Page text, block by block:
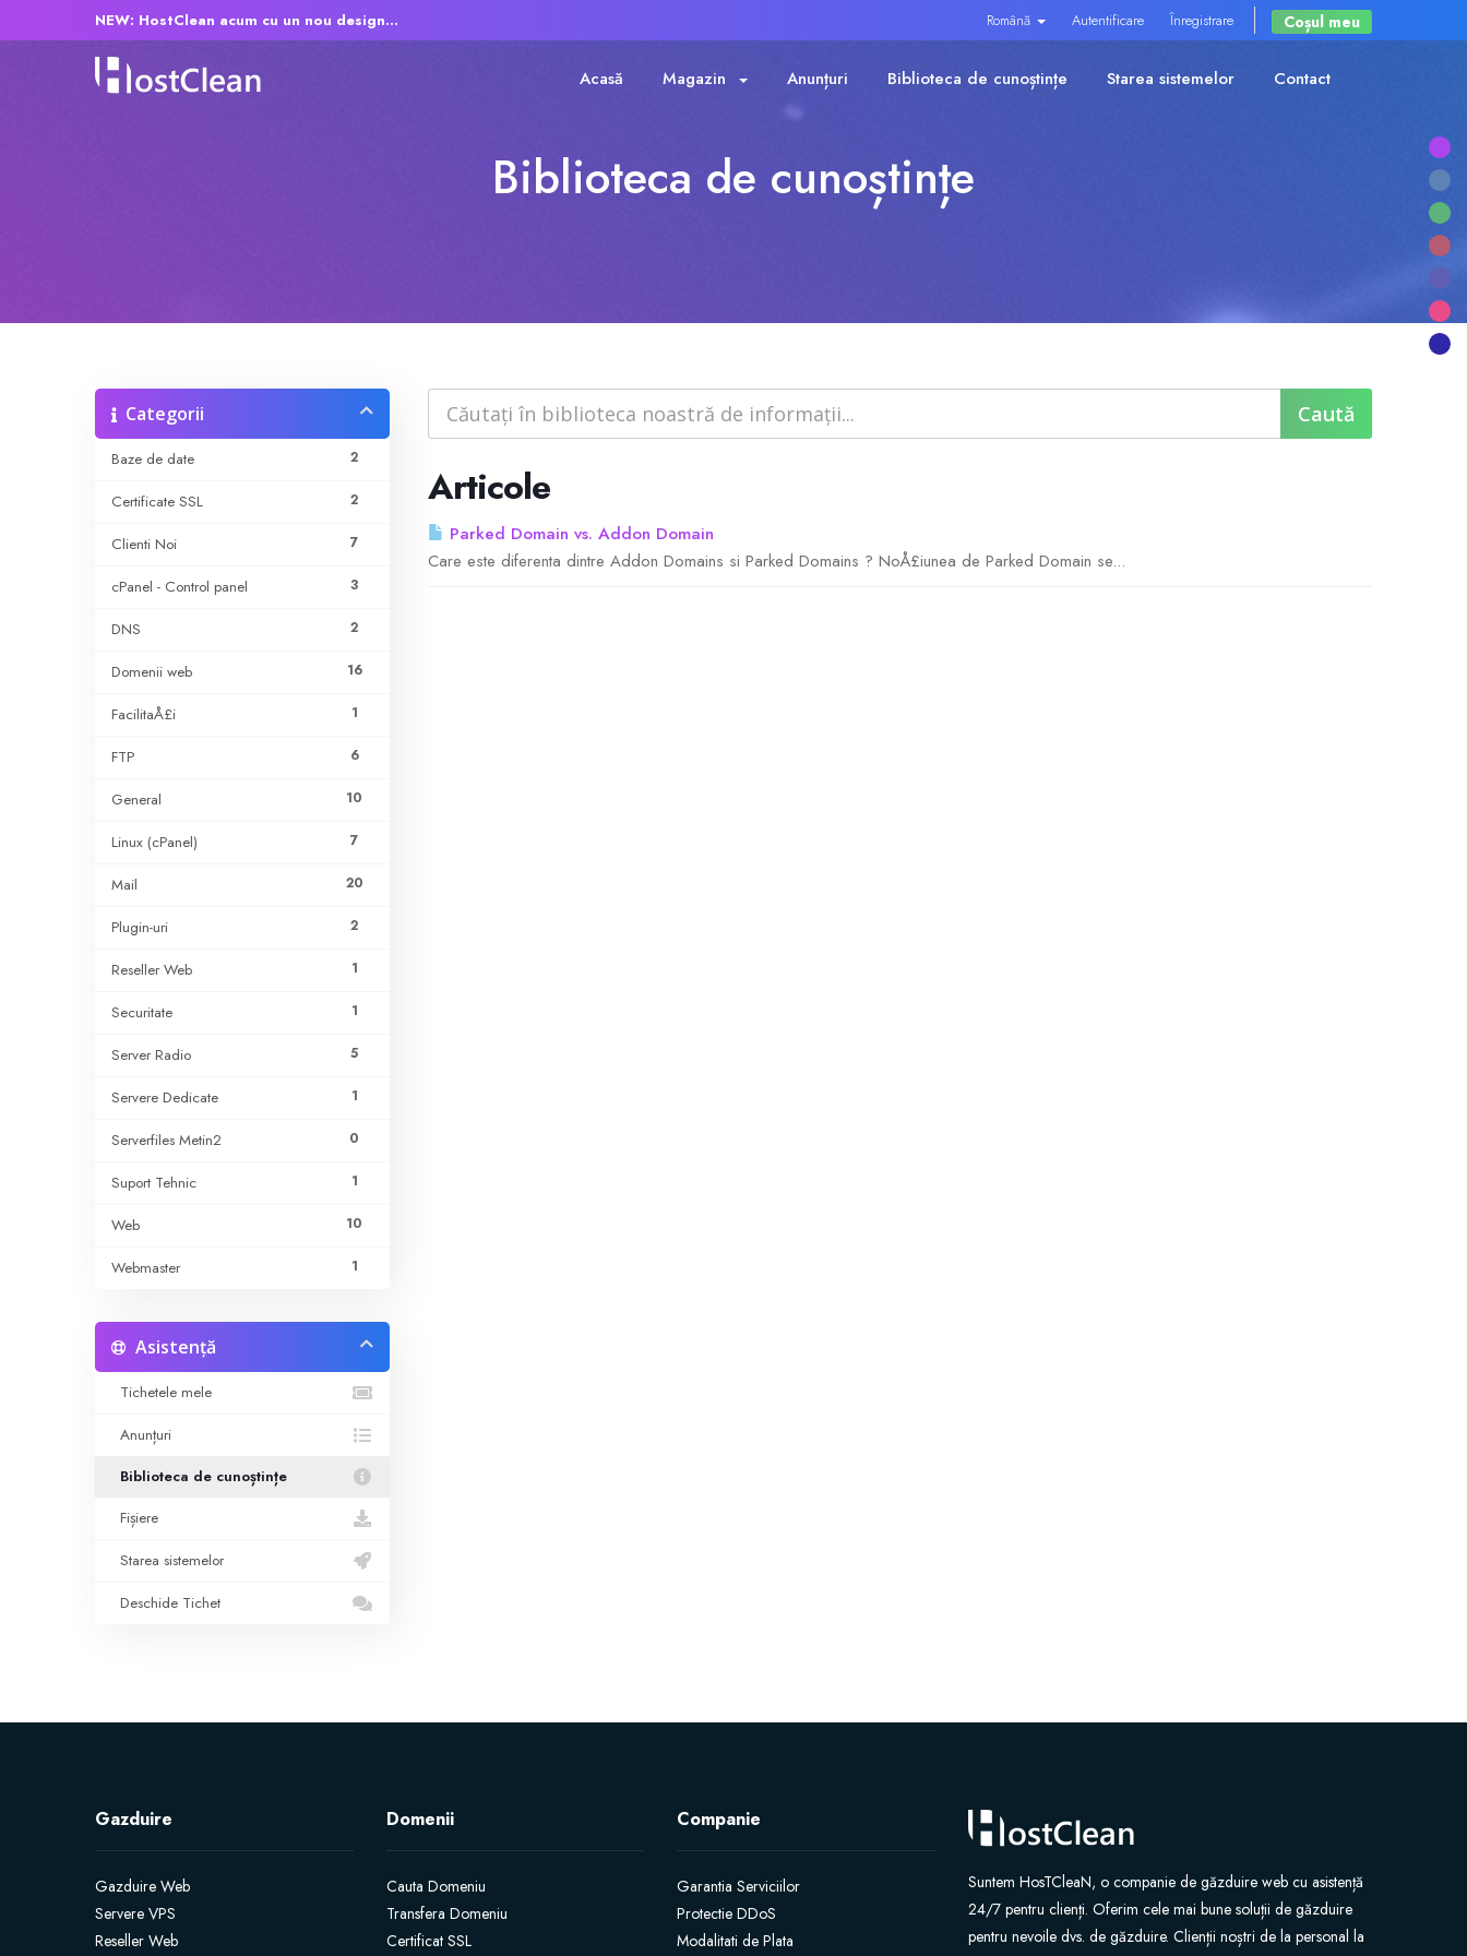
NEW: HostClean acum cu un nou design... Română Autentificare Înregistrare Coșul meu
Acasă Magazin Anunțuri Biblioteca de cunoștințe Starea sistemelor Contact
Biblioteca de cunoștințe
Categorii
2
Baze de date
2
Certificate SSL
7
Clienti Noi
3
cPanel - Control panel
2
DNS
16
Domenii web
1
FacilitaÅ£i
6
FTP
10
General
7
Linux (cPanel)
20
Mail
2
Plugin-uri
1
Reseller Web
1
Securitate
5
Server Radio
1
Servere Dedicate
0
Serverfiles Metin2
1
Suport Tehnic
10
Web
1
Webmaster
Asistență
Tichetele mele
Anunțuri
Biblioteca de cunoștințe
Fișiere
Starea sistemelor
Deschide Tichet
Articole
Parked Domain vs. Addon Domain
Care este diferenta dintre Addon Domains si Parked Domains ? NoÅ£iunea de Parked Domain se...
Gazduire
Gazduire Web
Servere VPS
Reseller Web
Domenii
Cauta Domeniu
Transfera Domeniu
Certificat SSL
Companie
Garantia Serviciilor
Protectie DDoS
Modalitati de Plata
Suntem HosTCleaN, o companie de găzduire web cu asistență
24/7 pentru clienți. Oferim cele mai bune soluții de găzduire
pentru nevoile dvs. de găzduire. Clienții noștri de la personal la